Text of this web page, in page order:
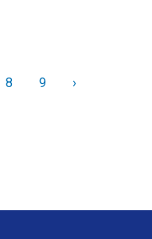
8 9 ›Вперед